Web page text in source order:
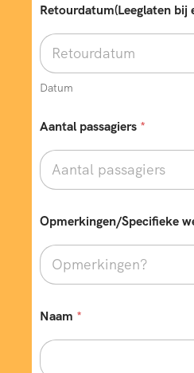
e
s
e
n
?
V
e
t
r
d
t
u
m
Retourdatum(Leeglaten bij
Datum
Aantal passagiers *
Opmerkingen/Specifieke
Naam *